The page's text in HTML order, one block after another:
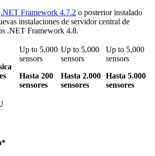
.NET Framework 4.7.2 o posterior instalado
instalaciones de servidor central de
.NET Framework 4.8.
Up to 5,000
sensors
Hasta 200
sensores
Up to 5,000
sensors
Hasta 2.000
sensores
Up to 5,000
sensors
Hasta 5.000
sensores